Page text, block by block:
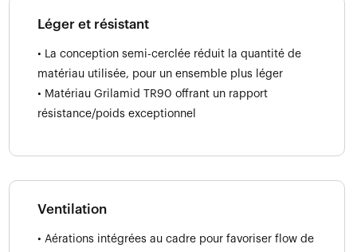
Léger et résistant
• La conception semi-cerclée réduit la quantité de
matériau utilisée, pour un ensemble plus léger
• Matériau Grilamid TR90 offrant un rapport
résistance/poids exceptionnel
Ventilation
• Aérations intégrées au cadre pour favoriser flow de